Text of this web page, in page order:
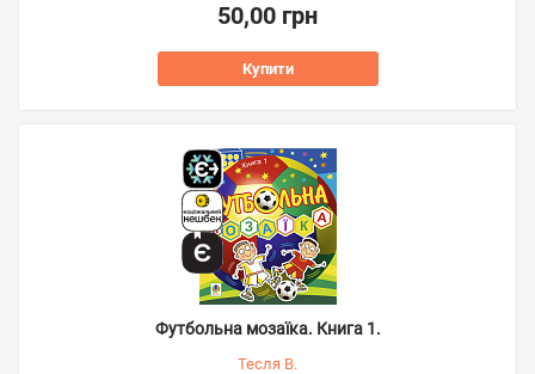
50,00 грн
Купити
Футбольна мозаїка. Книга 1.
Тесля В.